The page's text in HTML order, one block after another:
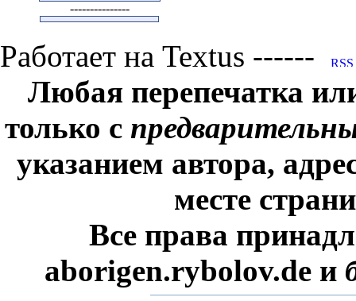
---------------
Работает на Textus ------
Любая перепечатка
только с
указанием автора,
месте
Все права
aborigen.rybolov.de и